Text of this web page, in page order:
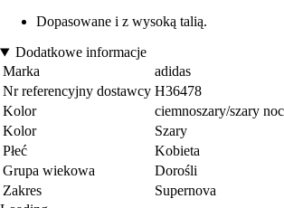
Dopasowane i z wysoką talią.
Dodatkowe informacje
Marka
adidas
Nr referencyjny dostawcy H36478
Kolor
ciemnoszary/szary
Kolor
Szary
Płeć
Kobieta
Grupa wiekowa
Dorośli
Zakres
Supernova